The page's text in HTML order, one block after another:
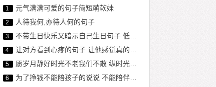
1 元气满满可爱的句子简短萌软妹
2 人待我何,亦待人何的句子
3 不带生日快乐又暗示自己生日句子 低调内涵暗示生日说说
4 让对方看到心疼的句子 让他感觉真的失去你了
5 愿岁月静好时光不老我们不散 纵时光荏苒,愿岁月静好
6 为了挣钱不能陪孩子的说说 不能陪伴孩子心酸句子 亏欠孩子的经典语句